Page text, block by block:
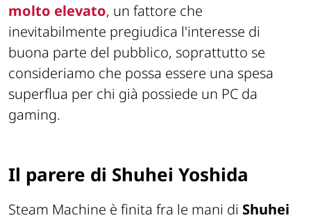
molto elevato, un fattore che
inevitabilmente pregiudica l'interesse di
buona parte del pubblico, soprattutto se
consideriamo che possa essere una spesa
superflua per chi già possiede un PC da
gaming.
Il parere di Shuhei Yoshida
Steam Machine è finita fra le mani di Shuhei